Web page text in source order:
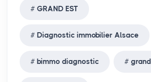
GRAND EST
Diagnostic immobilier Alsace
bimmo diagnostic